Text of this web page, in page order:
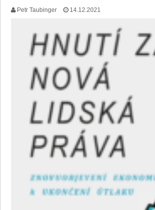
Petr Taubinger 14.12.2021